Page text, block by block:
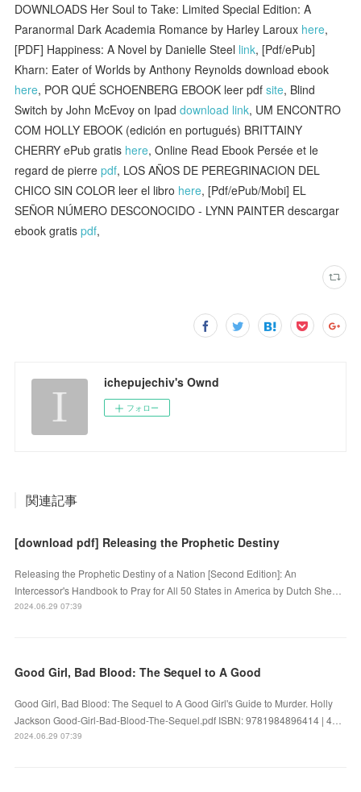
DOWNLOADS Her Soul to Take: Limited Special Edition: A
Paranormal Dark Academia Romance by Harley Laroux here,
[PDF] Happiness: A Novel by Danielle Steel link, [Pdf/ePub]
Kharn: Eater of Worlds by Anthony Reynolds download ebook
here, POR QUÉ SCHOENBERG EBOOK leer pdfsite, Blind
Switch by John McEvoy on Ipaddownload link, UM ENCONTRO
COM HOLLY EBOOK (edición en portugués) BRITTAINY
CHERRY ePub gratis here, Online Read Ebook Persée et le
regard de pierrepdf, LOS AÑOS DE PEREGRINACION DEL
CHICO SIN COLOR leer el libro here, [Pdf/ePub/Mobi] EL
SEÑOR NÚMERO DESCONOCIDO - LYNN PAINTER descargar
ebook gratispdf,
ichepujechiv's Ownd
フォロー
関連記事
[download pdf] Releasing the Prophetic Destiny
Releasing the Prophetic Destiny of a Nation [Second Edition]: An
Intercessor's Handbook to Pray for All 50 States in America by Dutch She…
2024.06.29 07:39
Good Girl, Bad Blood: The Sequel to A Good
Good Girl, Bad Blood: The Sequel to A Good Girl's Guide to Murder. Holly
Jackson Good-Girl-Bad-Blood-The-Sequel.pdf ISBN: 9781984896414 | 4…
2024.06.29 07:39